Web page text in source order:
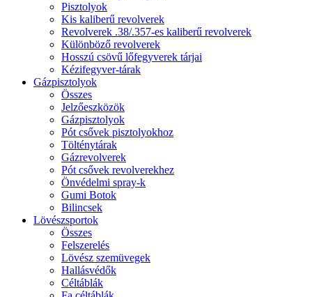
Pisztolyok
Kis kaliberű revolverek
Revolverek .38/.357-es kaliberű revolverek
Különböző revolverek
Hosszú csövű lőfegyverek tárjai
Kézifegyver-tárak
Gázpisztolyok
Összes
Jelzőeszközök
Gázpisztolyok
Pót csővek pisztolyokhoz
Tölténytárak
Gázrevolverek
Pót csővek revolverekhez
Önvédelmi spray-k
Gumi Botok
Bilincsek
Lövészsportok
Összes
Felszerelés
Lövész szemüvegek
Hallásvédők
Céltáblák